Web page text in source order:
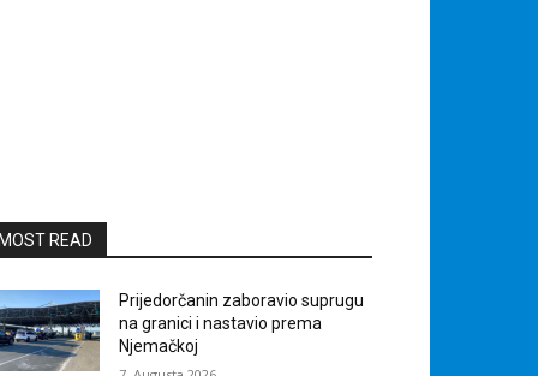
READ
Prijedorčanin zaboravio suprugu
na granici i nastavio prema
Njemačkoj